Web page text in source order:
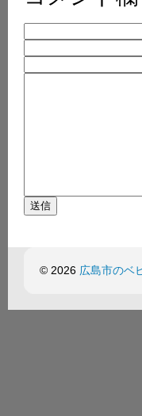
© 2026 広島市のベ